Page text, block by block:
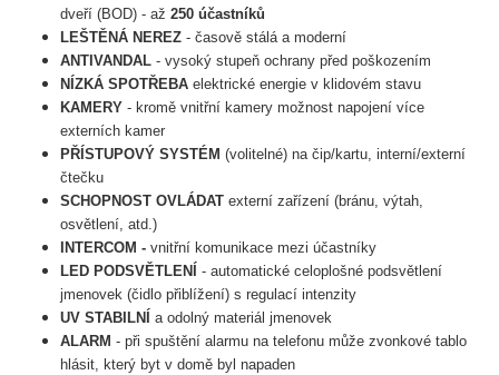
dveří (BOD) - až250 účastníků
LEŠTĚNÁ NEREZ - časově stálá a moderní
ANTIVANDAL - vysoký stupeň ochrany před poškozením
NÍZKÁ SPOTŘEBA elektrické energie v klidovém stavu
KAMERY - kromě vnitřní kamery možnost napojení více
externích kamer
PŘÍSTUPOVÝ SYSTÉM (volitelné) na čip/kartu, interní/externí
čtečku
SCHOPNOST OVLÁDAT externí zařízení (bránu, výtah,
osvětlení, atd.)
INTERCOM -vnitřní komunikace mezi účastníky
LED PODSVĚTLENÍ - automatické celoplošné podsvětlení
jmenovek (čidlo přiblížení) s regulací intenzity
UV STABILNÍ a odolný materiál jmenovek
ALARM - při spuštění alarmu na telefonu může zvonkové tablo
hlásit, který byt v domě byl napaden